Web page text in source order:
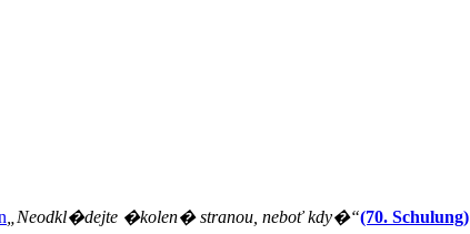
„Neodkl�dejte �kolen� stranou, neboť kdy�“(70. Schulung)